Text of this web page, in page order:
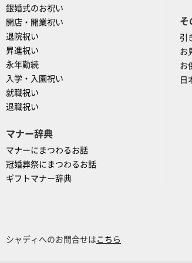
銀婚式のお祝い
開店・開業祝い
退院祝い
昇進祝い
永年勤続
入学・入園祝い
就職祝い
退職祝い
マナー辞典
マナーにまつわるお話
冠婚葬祭にまつわるお話
ギフトマナー辞典
そ
引
お
お
日
シャディへのお問合せは こちら